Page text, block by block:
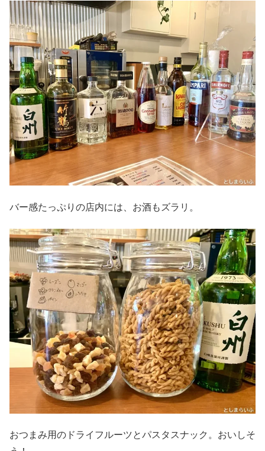
バー感たっぷりの店内には、お酒もズラリ。
おつまみ用のドライフルーツとパスタスナック。おいしそ